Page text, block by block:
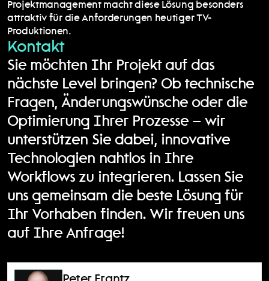
Projektmanagement macht diese Lösung besonders
attraktiv für die Anforderungen heutiger TV-
Produktionen.
Kontakt
Sie möchten Ihr Projekt auf das
nächste Level bringen? Ob technische
Fragen, Änderungswünsche oder die
Optimierung Ihrer Prozesse – wir
unterstützen Sie dabei, innovative
Technologien nahtlos in Ihre
Workflows zu integrieren. Lassen Sie
uns gemeinsam die beste Lösung für
Ihr Vorhaben finden. Wir freuen uns
auf Ihre Anfrage!